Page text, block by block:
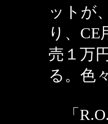
ットが
り、
売１万
る。色
「